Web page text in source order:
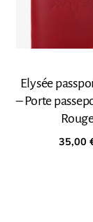
Elysée
– Porte
35,00